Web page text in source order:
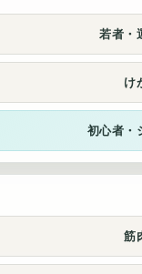
若者・
け
初心者・
筋